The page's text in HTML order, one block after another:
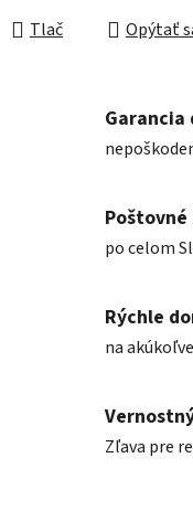
Tlač Opýtať
Garancia
Poštovné
po celom
Rýchle
na
Zľava pre